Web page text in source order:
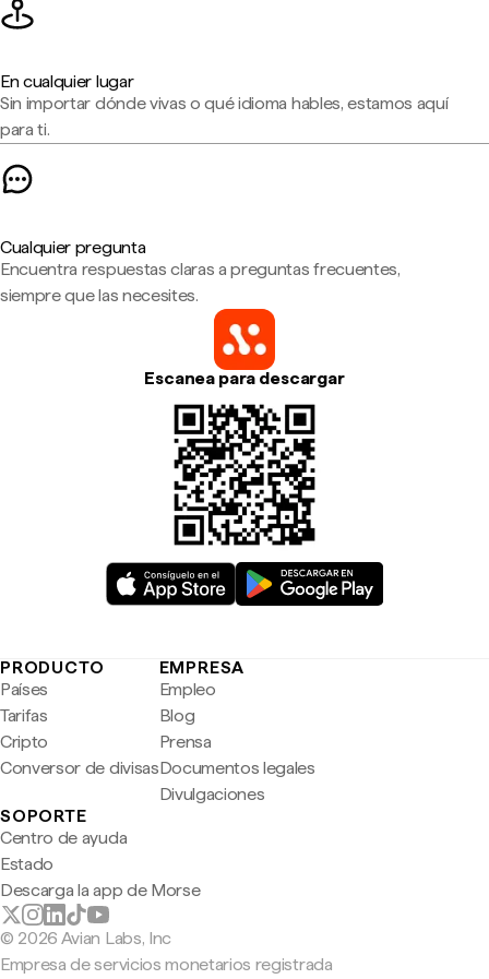
En cualquier lugar
Sin importar dónde vivas o qué idioma hables, estamos aquí
para ti.
Cualquier pregunta
Encuentra respuestas claras a preguntas frecuentes,
siempre que las necesites.
Escanea para descargar
PRODUCTO
Países
Tarifas
Cripto
Conversor de divisas
EMPRESA
Empleo
Blog
Prensa
Documentos legales
Divulgaciones
SOPORTE
Centro de ayuda
Estado
Descarga la app de Morse
© 2026 Avian Labs, Inc
Empresa de servicios monetarios registrada